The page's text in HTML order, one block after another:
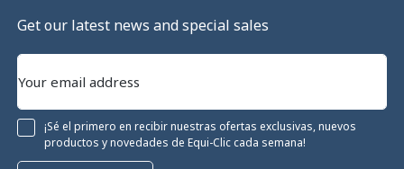
Get our latest news and special sales
¡Sé el primero en recibir nuestras ofertas exclusivas, nuevos
productos y novedades de Equi-Clic cada semana!